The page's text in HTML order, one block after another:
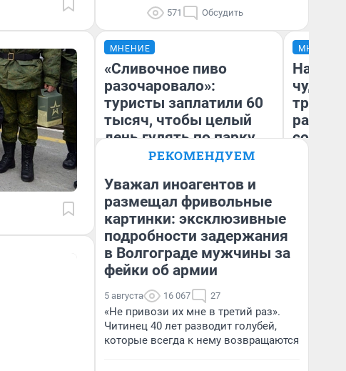
571 Обсудить
МНЕНИЕ
«Сливочное пиво
разочаровало»:
туристы заплатили 60
тысяч, чтобы целый
день гулять по парку
Юрского периода и
Яна Шаламова
МНЕНИЕ
чудом
РЕКОМЕНДУЕМ
Уважал иноагентов и
размещал фривольные
картинки: эксклюзивные
подробности задержания
в Волгограде мужчины за
фейки об армии
5 августа 16 067 27
«Не привози их мне в третий раз».
Читинец 40 лет разводит голубей,
которые всегда к нему возвращаются